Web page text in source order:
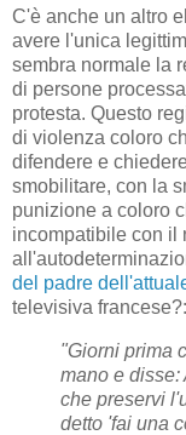
C'è anche un altro
avere l'unica
sembra normale la
di persone
protesta. Questo
di violenza coloro
difendere e
smobilitare, con la
punizione a coloro
incompatibile con il
del padre
televisiva francese?:
"Giorni prima
mano e disse:
che preservi
detto 'fai una